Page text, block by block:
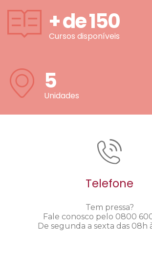
+ de150
Cursos disponíveis
5
Unidades
Telefone
Tem pressa?
Fale conosco pelo 0800
De segunda a sexta das 08h